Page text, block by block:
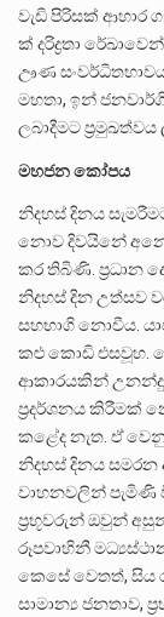
වැඩි පිරිසක් ආහාර
ක් දරිද්‍රතා
ඌණ
මහතා, ඉන්
ලබාදීමට ප්‍රමුඛත්වය
මහජන කෝපය
නිදහස් දිනය
නොව දිවයිනේ
කර තිබිණි. ප්‍රධාන
නිදහස් දින උත්සව
සහභාගි නොවීය.
කළු කොඩි එසවූහ.
ආකාරයකින්
ප්‍රදර්ශනය කිරීමක්
කළේද නැත. ඒ
නිදහස් දිනය සමරන
වාහනවලින්
ප්‍රභූවරුන් ඔවුන්
රූපවාහිනී
කෙසේ වෙතත්, සිය
සාමාන්‍ය ජනතාව,